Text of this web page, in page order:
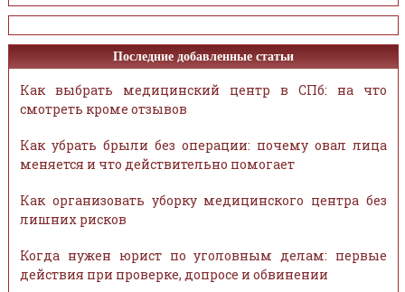
Последние добавленные статьи
Как выбрать медицинский центр в СПб: на что
смотреть кроме отзывов
Как убрать брыли без операции: почему овал лица
меняется и что действительно помогает
Как организовать уборку медицинского центра без
лишних рисков
Когда нужен юрист по уголовным делам: первые
действия при проверке, допросе и обвинении